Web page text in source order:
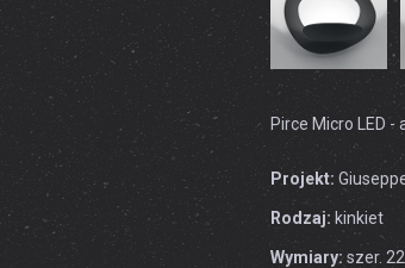
Pirce Micro LED -
Projekt:
Rodzaj: kinkiet
Wymiary: szer.